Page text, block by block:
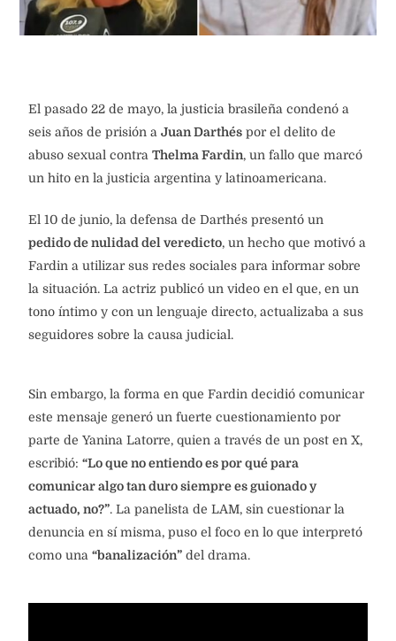
El pasado 22 de mayo, la justicia brasileña condenó a
seis años de prisión a Juan Darthés por el delito de
abuso sexual contra Thelma Fardin, un fallo que marcó
un hito en la justicia argentina y latinoamericana.
El 10 de junio, la defensa de Darthés presentó un
pedido de nulidad del veredicto, un hecho que motivó a
Fardin a utilizar sus redes sociales para informar sobre
la situación. La actriz publicó un video en el que, en un
tono íntimo y con un lenguaje directo, actualizaba a sus
seguidores sobre la causa judicial.
Sin embargo, la forma en que Fardin decidió comunicar
este mensaje generó un fuerte cuestionamiento por
parte de Yanina Latorre, quien a través de un post en X,
escribió: “Lo que no entiendo es por qué para
comunicar algo tan duro siempre es guionado y
actuado, no?”. La panelista de LAM, sin cuestionar la
denuncia en sí misma, puso el foco en lo que interpretó
como una “banalización” del drama.